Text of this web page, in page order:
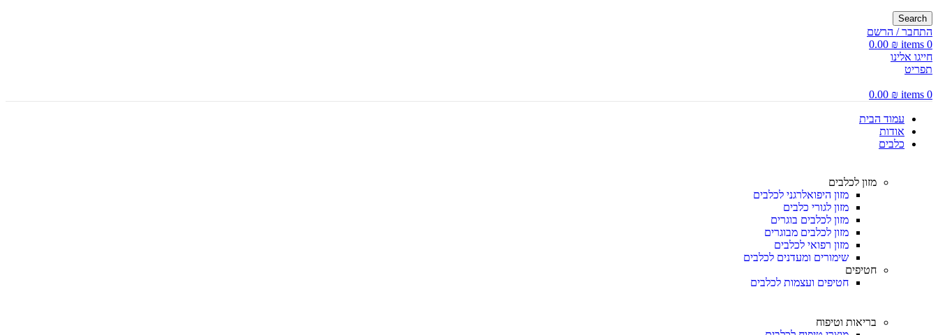
Search
התחבר / הרשם
0
items
0.00 ₪
חייגו אלינו
תפריט
0
items
0.00 ₪
עמוד הבית
אודות
כלבים
מזון לכלבים
מזון היפואלרגני לכלבים
מזון לגורי כלבים
מזון לכלבים בוגרים
מזון לכלבים מבוגרים
מזון רפואי לכלבים
שימורים ומעדנים לכלבים
חטיפים
חטיפים ועצמות לכלבים
בריאות וטיפוח